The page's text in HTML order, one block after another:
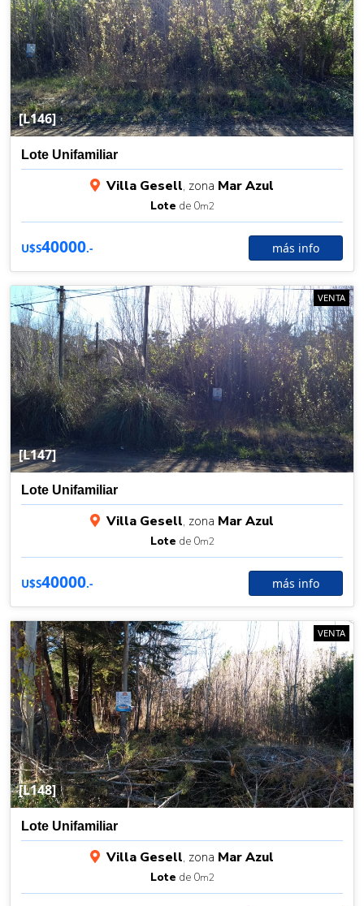
[L146]
Lote Unifamiliar
Villa Gesell, zona Mar Azul
Lote de 0m2
U$S40000.- más info
[L147]
VENTA
Lote Unifamiliar
Villa Gesell, zona Mar Azul
Lote de 0m2
U$S40000.- más info
[L148]
VENTA
Lote Unifamiliar
Villa Gesell, zona Mar Azul
Lote de 0m2